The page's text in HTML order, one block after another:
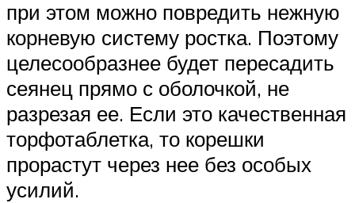
при этом можно повредить нежную
корневую систему ростка. Поэтому
целесообразнее будет пересадить
сеянец прямо с оболочкой, не
разрезая ее. Если это качественная
торфотаблетка, то корешки
прорастут через нее без особых
усилий.